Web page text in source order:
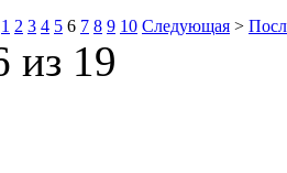
1 2 3 4 5 6 7 8 9 10 Следующая >
из 19